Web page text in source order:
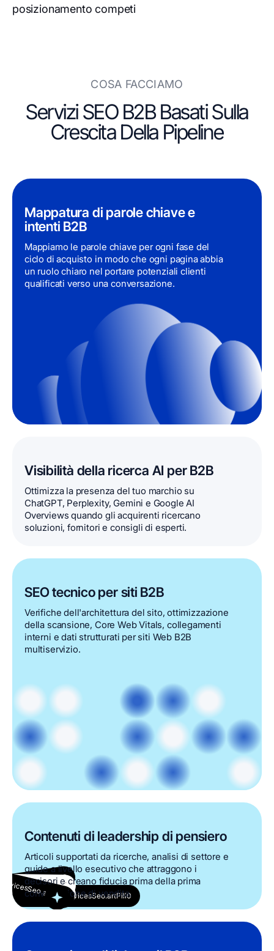
posizionamento competi
COSA FACCIAMO
Servizi SEO B2B Basati Sulla
Crescita Della Pipeline
Mappatura di parole chiave e
intenti B2B
Mappiamo le parole chiave per ogni fase del
ciclo di acquisto in modo che ogni pagina abbia
un ruolo chiaro nel portare potenziali clienti
qualificati verso una conversazione.
Visibilità della ricerca AI per B2B
Ottimizza la presenza del tuo marchio su
ChatGPT, Perplexity, Gemini e Google AI
Overviews quando gli acquirenti ricercano
soluzioni, fornitori e consigli di esperti.
SEO tecnico per siti B2B
Verifiche dell'architettura del sito, ottimizzazione
della scansione, Core Web Vitals, collegamenti
interni e dati strutturati per siti Web B2B
multiservizio.
Contenuti di leadership di pensiero
Articoli supportati da ricerche, analisi di settore e
guide a livello esecutivo che attraggono i
decisori e creano fiducia prima della prima
conversazione di vendita.
IndustryB2bServicesSeo.artPill0